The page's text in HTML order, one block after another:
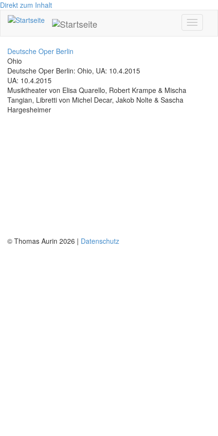
Direkt zum Inhalt
Toggle
Deutsche Oper Berlin
Ohio
Deutsche Oper Berlin: Ohio, UA: 10.4.2015
UA: 10.4.2015
Musiktheater von Elisa Quarello, Robert Krampe & Mischa
Tangian, Libretti von Michel Decar, Jakob Nolte & Sascha
Hargesheimer
© Thomas Aurin 2026 | Datenschutz